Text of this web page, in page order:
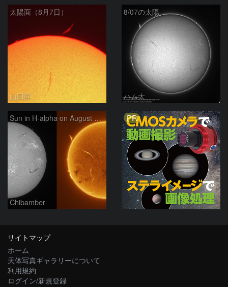
太陽面（8月7日）
山田昇
8/07の太陽
ハム太
Sun in H-alpha on August 7, 2026
Chibamber
PR
サイトマップ
ホーム
天体写真ギャラリーについて
利用規約
ログイン/新規登録